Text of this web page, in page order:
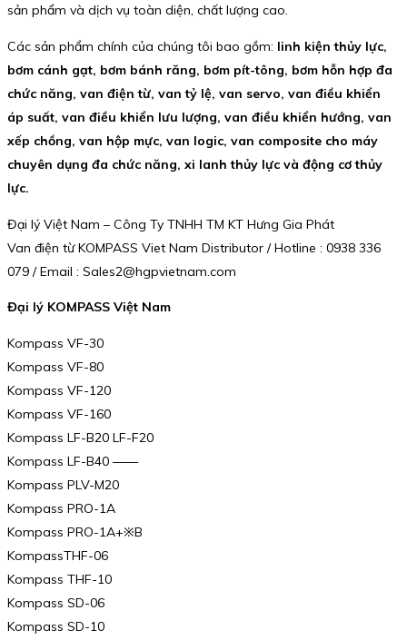
sản phẩm và dịch vụ toàn diện, chất lượng cao.
Các sản phẩm chính của chúng tôi bao gồm: linh kiện thủy lực,
bơm cánh gạt, bơm bánh răng, bơm pít-tông, bơm hỗn hợp đa
chức năng, van điện từ, van tỷ lệ, van servo, van điều khiển
áp suất, van điều khiển lưu lượng, van điều khiển hướng, van
xếp chồng, van hộp mực, van logic, van composite cho máy
chuyên dụng đa chức năng, xi lanh thủy lực và động cơ thủy
lực.
Đại lý Việt Nam – Công Ty TNHH TM KT Hưng Gia Phát
Van điện từ KOMPASS Viet Nam Distributor / Hotline : 0938 336
079 / Email : Sales2@hgpvietnam.com
Đại lý KOMPASS Việt Nam
Kompass VF-30
Kompass VF-80
Kompass VF-120
Kompass VF-160
Kompass LF-B20 LF-F20
Kompass LF-B40 ——
Kompass PLV-M20
Kompass PRO-1A
Kompass PRO-1A+※B
KompassTHF-06
Kompass THF-10
Kompass SD-06
Kompass SD-10